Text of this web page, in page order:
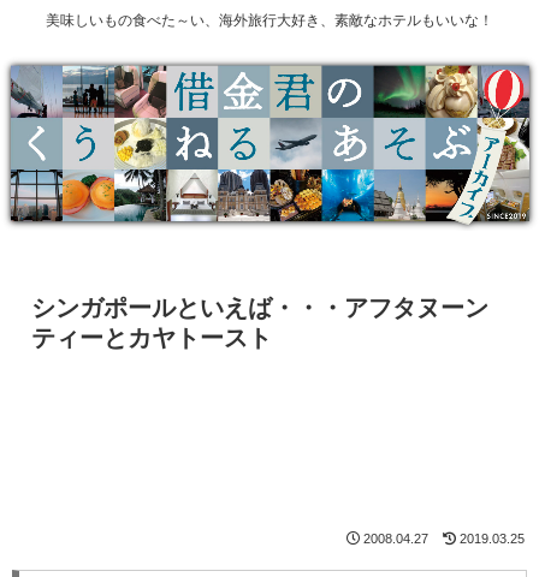
美味しいもの食べた～い、海外旅行大好き、素敵なホテルもいいな！
シンガポールといえば・・・アフタヌーン
ティーとカヤトースト
2008.04.27 2019.03.25